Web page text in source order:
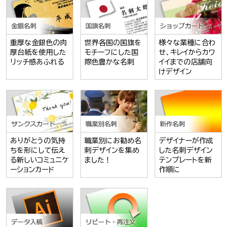
重厚な金銀色の肉
厚台紙を使用した
リッチ感あふれる
世界各国の国旗を
モチーフにした国
際色豊かな名刺
様々な業種に合わ
せ、キレイからカワ
イイまでの店舗向
けデザイン
ありがとうの気持
ちを形にして伝え
る新しいコミュニケ
ーションカード
職業別にお勧め名
刺デザインを集め
ました！
デザイナーが作成
した名刺デザイン
テンプレートを新
作順に